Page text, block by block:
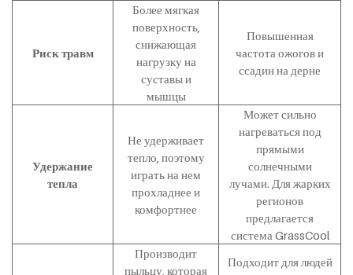
Риск травм
Более мягкая
поверхность,
снижающая
нагрузку на
суставы и
мышцы
Повышенная
частота ожогов и
ссадин на дерне
Удержание
тепла
Не удерживает
тепло, поэтому
играть на нем
прохладнее и
комфортнее
Может сильно
нагреваться под
прямыми
солнечными
лучами. Для жарких
регионов
предлагается
система GrassCool
Производит
пыльцу, которая
Подходит для людей